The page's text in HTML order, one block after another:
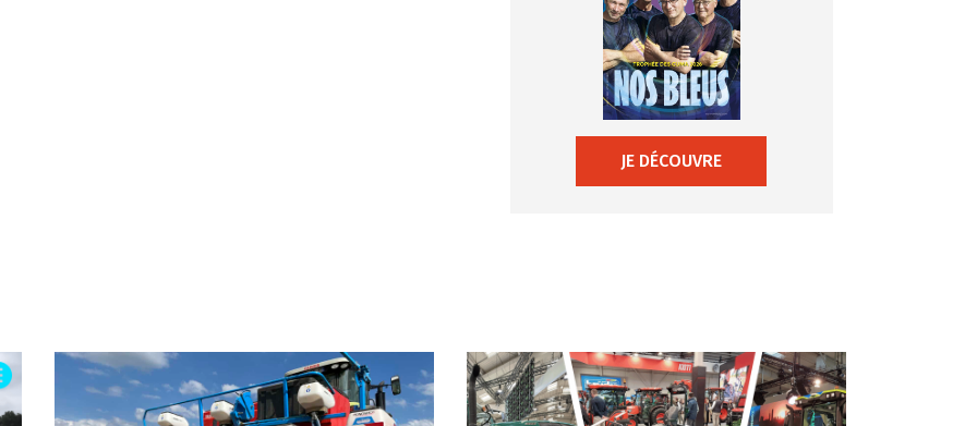
JE DÉCOUVRE